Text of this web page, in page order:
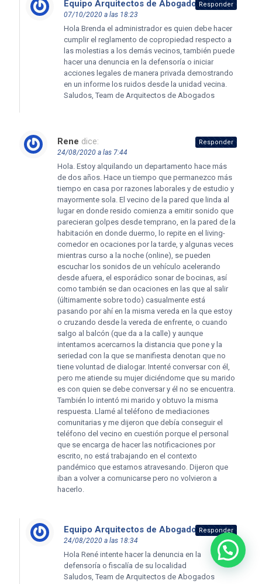
Equipo Arquitectos de Abogados dice:
07/10/2020 a las 18:23
Hola Brenda el administrador es quien debe hacer
cumplir el reglamento de copropiedad respecto a
las molestias a los demás vecinos, también puede
hacer una denuncia en la defensoría o iniciar
acciones legales de manera privada demostrando
en un informe los ruidos desde la unidad vecina.
Saludos, Team de Arquitectos de Abogados
Responder
Rene dice:
24/08/2020 a las 7:44
Hola. Estoy alquilando un departamento hace más
de dos años. Hace un tiempo que permanezco más
tiempo en casa por razones laborales y de estudio y
mayormente sola. El vecino de la pared que linda al
lugar en donde resido comienza a emitir sonido que
parecieran golpes desde temprano, en la pared de la
habitación en donde duermo, lo repite en el living-
comedor en ocaciones por la tarde, y algunas veces
mientras curso a la noche (online), se pueden
escuchar los sonidos de un vehículo acelerando
desde afuera, el esporádico sonar de bocinas, así
como también se dan ocaciones en las que al salir
(últimamente sobre todo) casualmente está
pasando por ahí en la misma vereda en la que estoy
o cruzando desde la vereda de enfrente, o cuando
salgo al balcón (que da a la calle) y aunque
intentamos acercarnos la distancia que pone y la
seriedad con la que se manifiesta denotan que no
tiene voluntad de dialogar. Intenté conversar con él,
pero me atiende su mujer diciéndome que su marido
es con quien se debe conversar y él no se encuentra.
También lo intentó mi marido y obtuvo la misma
respuesta. Llamé al teléfono de mediaciones
comunitarias y me dijeron que debía conseguir el
teléfono del vecino en cuestión porque el personal
que se encarga de hacer las notificaciones por
escrito, no está trabajando en el contexto
pandémico que estamos atravesando. Dijeron que
iban a volver a comunicarse pero no volvieron a
hacerlo.
Responder
Equipo Arquitectos de Abogados dice:
24/08/2020 a las 18:34
Hola René intente hacer la denuncia en la
defensoría o fiscalía de su localidad
Saludos, Team de Arquitectos de Abogados
Responder
¿Necesitas ayuda?